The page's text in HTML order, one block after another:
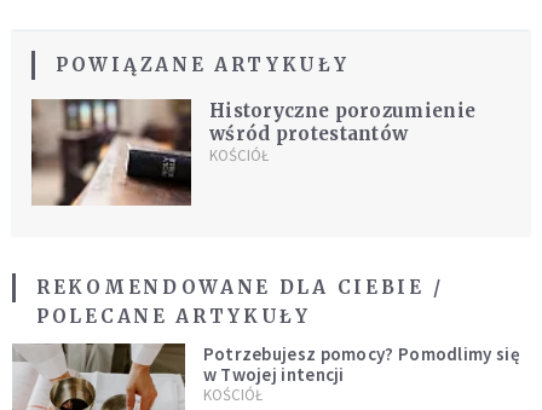
POWIĄZANE ARTYKUŁY
Historyczne porozumienie
wśród protestantów
KOŚCIÓŁ
REKOMENDOWANE DLA CIEBIE /
POLECANE ARTYKUŁY
Potrzebujesz pomocy? Pomodlimy się
w Twojej intencji
KOŚCIÓŁ